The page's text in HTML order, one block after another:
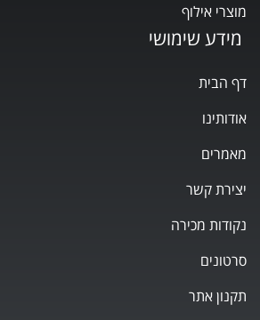
מידע שימושי
דף הבית
אודותינו
מאמרים
יצירת קשר
נקודות מכירה
סרטונים
תקנון אתר
מוצרי אילוף